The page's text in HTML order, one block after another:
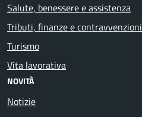
Salute, benessere e assistenza
Tributi, finanze e contravvenzioni
Turismo
Vita lavorativa
NOVITÀ
Notizie